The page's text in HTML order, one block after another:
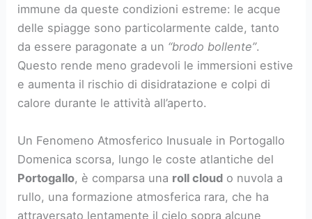
immune da queste condizioni estreme: le acque
delle spiagge sono particolarmente calde, tanto
da essere paragonate a un “brodo bollente”.
Questo rende meno gradevoli le immersioni estive
e aumenta il rischio di disidratazione e colpi di
calore durante le attività all’aperto.
Un Fenomeno Atmosferico Inusuale in Portogallo
Domenica scorsa, lungo le coste atlantiche del
Portogallo, è comparsa una roll cloud o nuvola a
rullo, una formazione atmosferica rara, che ha
attraversato lentamente il cielo sopra alcune